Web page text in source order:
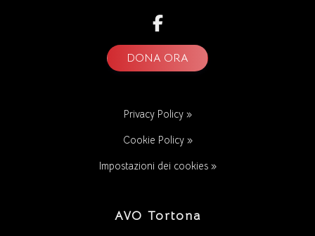
DONA ORA
Privacy Policy »
Cookie Policy »
Impostazioni dei cookies »
AVO Tortona